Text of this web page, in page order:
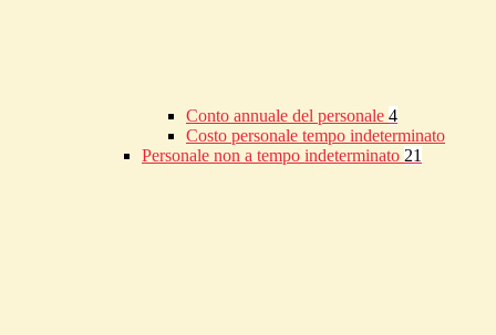
Conto annuale del personale 4
Costo personale tempo indeterminato
Personale non a tempo indeterminato 21